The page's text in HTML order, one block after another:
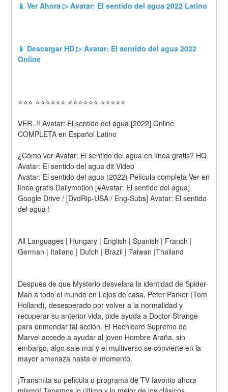
📱 Ver Ahora ▷ Avatar: El sentido del agua 2022 Latino
📱 Descargar HD ▷ Avatar: El sentido del agua 2022
Online
⭐⭐⭐ ⭐⭐⭐⭐⭐⭐ ⭐⭐⭐⭐⭐⭐ ⭐⭐⭐⭐⭐
VER..!! Avatar: El sentido del agua [2022] Online
COMPLETA en Español Latino
¿Cómo ver Avatar: El sentido del agua en línea gratis? HQ
Avatar: El sentido del agua dit Video
Avatar: El sentido del agua (2022) Película completa Ver en
línea gratis Dailymotion [#Avatar: El sentido del agua]
Google Drive / [DvdRip-USA / Eng-Subs] Avatar: El sentido
del agua !
All Languages | Hungary | English | Spanish | Franch |
German | Italiano | Dutch | Brazil | Taiwan |Thailand
Después de que Mysterio desvelara la identidad de Spider-
Man a todo el mundo en Lejos de casa, Peter Parker (Tom
Holland), desesperado por volver a la normalidad y
recuperar su anterior vida, pide ayuda a Doctor Strange
para enmendar tal acción. El Hechicero Supremo de
Marvel accede a ayudar al joven Hombre Araña, sin
embargo, algo sale mal y el multiverso se convierte en la
mayor amenaza hasta el momento.
¡Transmita su película o programa de TV favorito ahora